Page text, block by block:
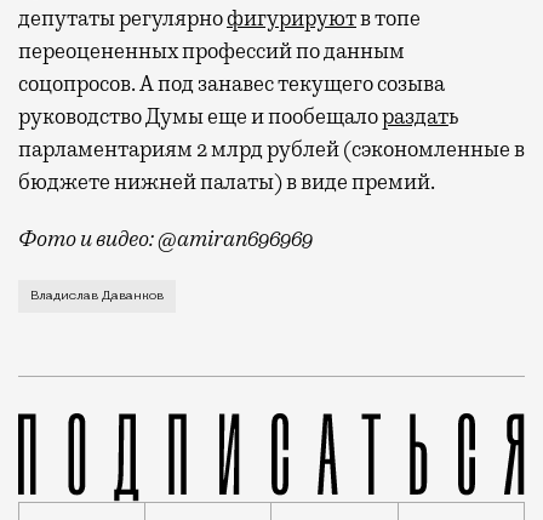
депутаты регулярнофигурируютв топе
переоцененных профессий по данным
соцопросов. А под занавес текущего созыва
руководство Думы еще и пообещалораздать
парламентариям 2 млрд рублей (сэкономленные в
бюджете нижней палаты) в виде премий.
Фото и видео: @amiran696969
Видео с репликой из интервью народного
Владислав Даванков